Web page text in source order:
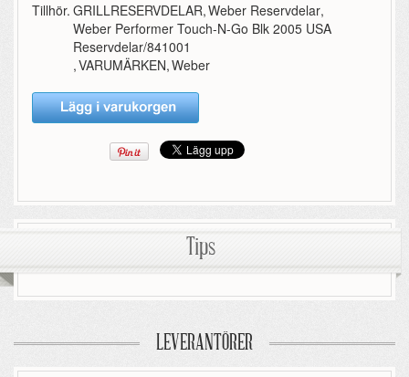
Tillhör. GRILLRESERVDELAR,Weber Reservdelar,
Weber Performer Touch-N-Go Blk 2005 USA
Reservdelar/841001
,VARUMÄRKEN,Weber
Tips
LEVERANTÖRER